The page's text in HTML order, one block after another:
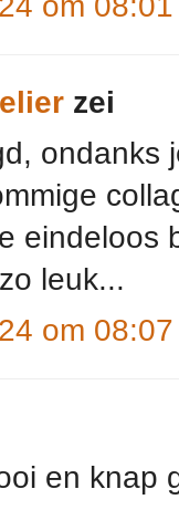
zei
ondanks
eindeloos
leuk...
om 08:07
en knap